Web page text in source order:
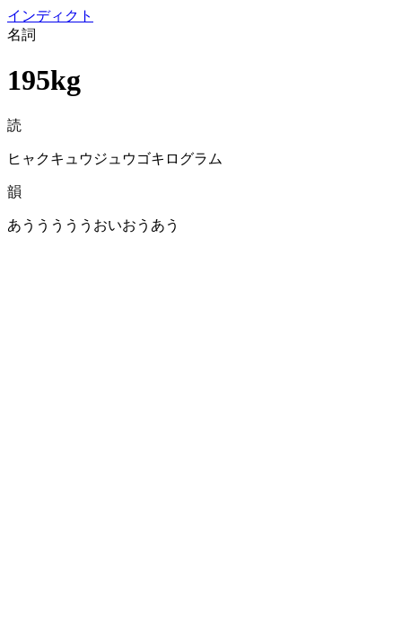
インディクト
名詞
195kg
読
ヒャクキュウジュウゴキログラム
韻
あうううううおいおうあう